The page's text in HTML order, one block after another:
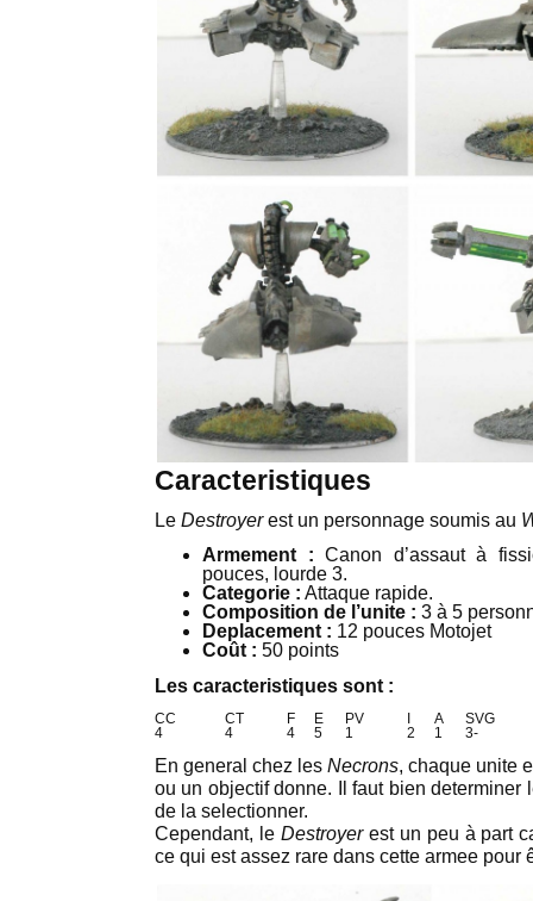
Caracteristiques
Le Destroyerest un personnage soumis au
Armement : Canon d’assaut à
pouces, lourde 3.
Categorie : Attaque rapide.
Composition de l’unite : 3 à 5
Deplacement : 12 pouces Motojet
Coût : 50 points
Les caracteristiques sont :
CC CT F E PV A
SVG
4
4 4 5 1 2 1 3-
En general chez les Necrons, chaque unite
ou un objectif donne. Il faut bien determiner
de la selectionner.
Cependant, le Destroyer est un peu à part
ce qui est assez rare dans cette armee pour